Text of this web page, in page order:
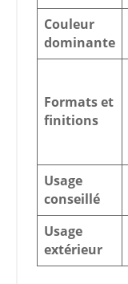
Couleur
dominante
Formats et
finitions
Usage
conseillé
Usage
extérieur